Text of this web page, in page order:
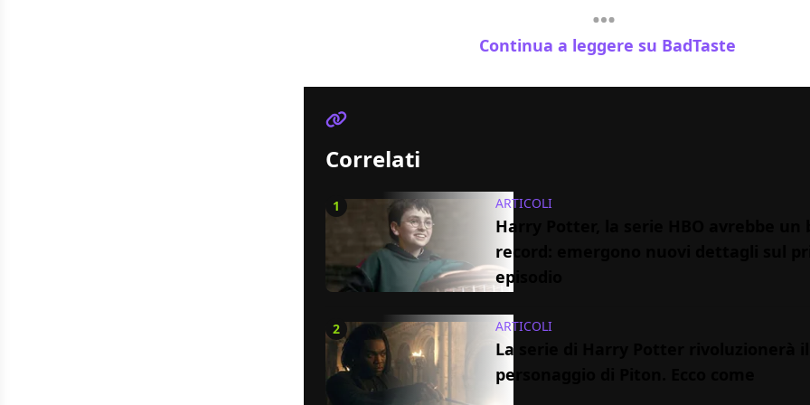
Continua a leggere su BadTaste
Correlati
1 ARTICOLI
Harry Potter, la serie HBO avrebbe un
record: emergono nuovi dettagli sul
episodio
2 ARTICOLI
La serie di Harry Potter rivoluzionerà il
personaggio di Piton. Ecco come